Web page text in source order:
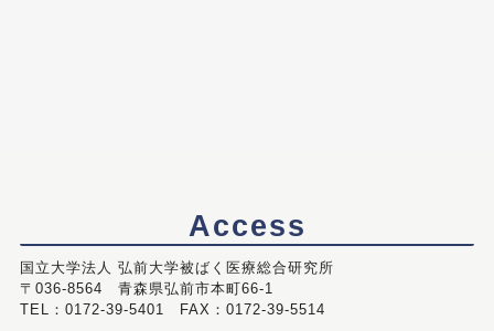
Access
国立大学法人 弘前大学被ばく医療総合研究所
〒036-8564 青森県弘前市本町66-1
TEL：0172-39-5401 FAX：0172-39-5514